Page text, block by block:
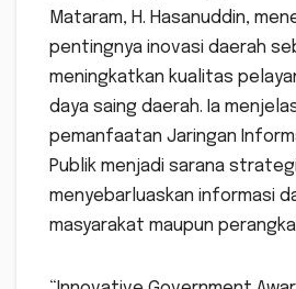
Mataram, H. Hasanuddin,
pentingnya inovasi daerah
meningkatkan kualitas
daya saing daerah. Ia
pemanfaatan Jaringan
Publik menjadi sarana
menyebarluaskan informasi
masyarakat maupun